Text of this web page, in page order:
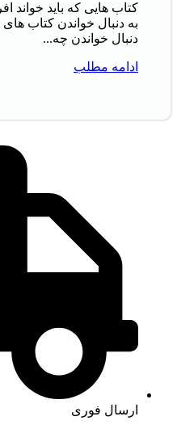
کتاب‌ هایی که باید خواند
به دنبال خواندن کتاب‌
دنبال خواندن چه...
ادامه مطلب
ارسال فوری